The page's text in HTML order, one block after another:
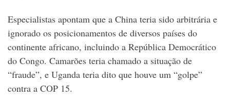
Especialistas apontam que a China teria sido arbitrária e
ignorado os posicionamentos de diversos países do
continente africano, incluindo a República Democrático
do Congo. Camarões teria chamado a situação de
“fraude”, e Uganda teria dito que houve um “golpe”
contra a COP 15.